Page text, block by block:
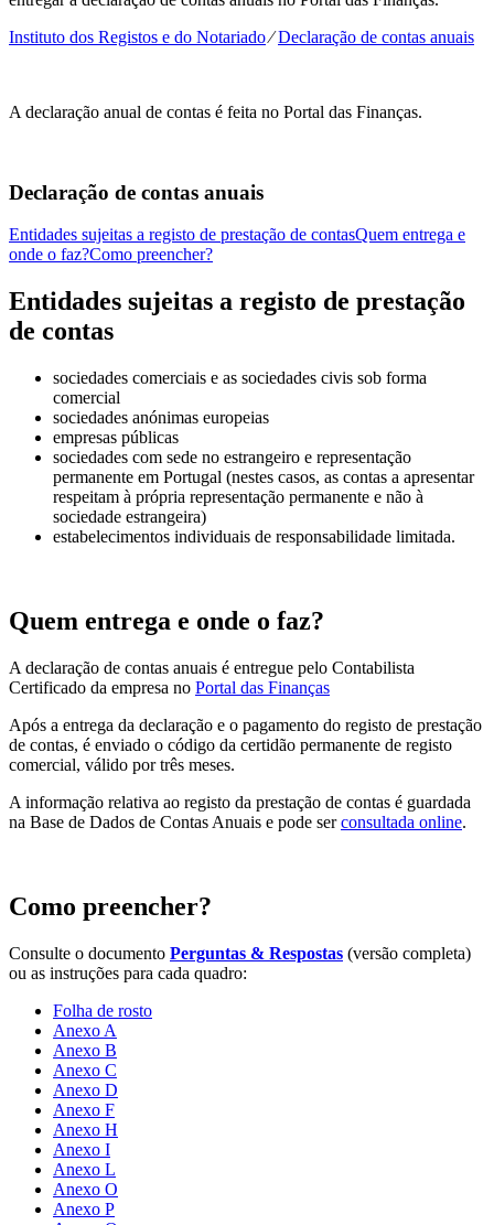
Instituto dos Registos e do Notariado⁄Declaração de contas anuais
A declaração anual de contas é feita no Portal das Finanças.
Declaração de contas anuais
Entidades sujeitas a registo de prestação de contasQuem entrega e
onde o faz?Como preencher?
Entidades sujeitas a registo de prestação
de contas
sociedades comerciais e as sociedades civis sob forma
comercial
sociedades anónimas europeias
empresas públicas
sociedades com sede no estrangeiro e representação
permanente em Portugal (nestes casos, as contas a apresentar
respeitam à própria representação permanente e não à
sociedade estrangeira)
estabelecimentos individuais de responsabilidade limitada.
Quem entrega e onde o faz?
A declaração de contas anuais é entregue pelo Contabilista
Certificado da empresa no Portal das Finanças
Após a entrega da declaração e o pagamento do registo de prestação
de contas, é enviado o código da certidão permanente de registo
comercial, válido por três meses.
A informação relativa ao registo da prestação de contas é guardada
na Base de Dados de Contas Anuais e pode serconsultada online.
Como preencher?
Consulte o documento Perguntas & Respostas (versão completa)
ou as instruções para cada quadro:
Folha de rosto
Anexo A
Anexo B
Anexo C
Anexo D
Anexo F
Anexo H
Anexo I
Anexo L
Anexo O
Anexo P